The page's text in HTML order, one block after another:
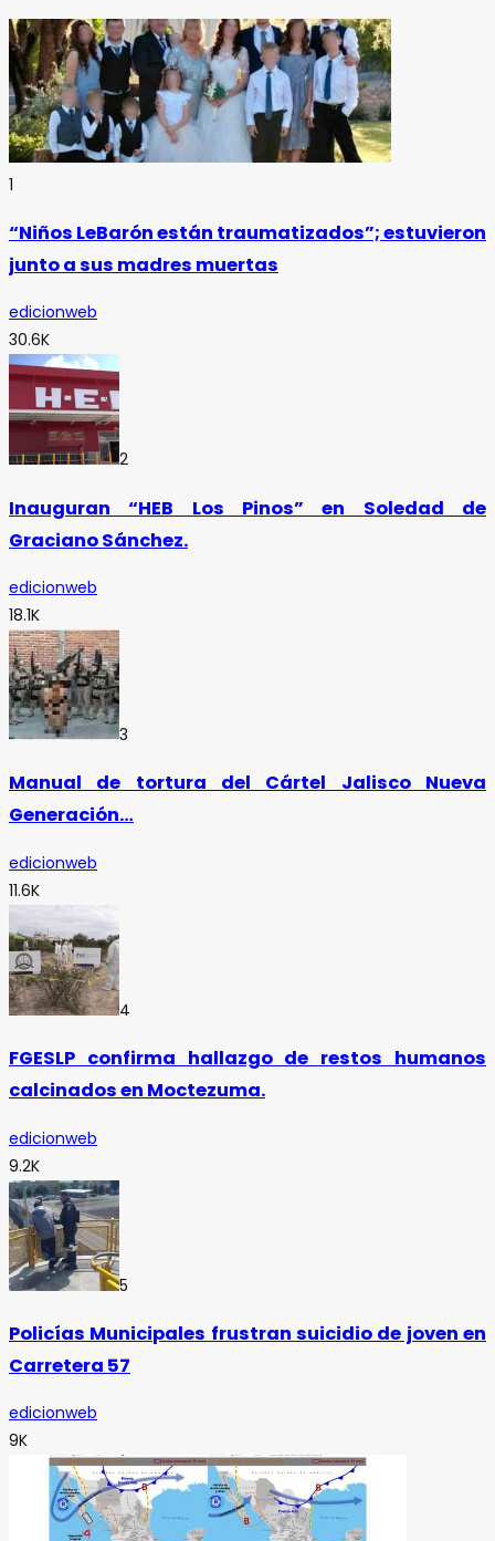
1
“Niños LeBarón están traumatizados”; estuvieron
junto a sus madres muertas
edicionweb
30.6K
2
Inauguran “HEB Los Pinos” en Soledad de
Graciano Sánchez.
edicionweb
18.1K
3
Manual de tortura del Cártel Jalisco Nueva
Generación…
edicionweb
11.6K
4
FGESLP confirma hallazgo de restos humanos
calcinados en Moctezuma.
edicionweb
9.2K
5
Policías Municipales frustran suicidio de joven en
Carretera 57
edicionweb
9K